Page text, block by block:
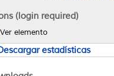
(login required)
Ver elemento
estadísticas